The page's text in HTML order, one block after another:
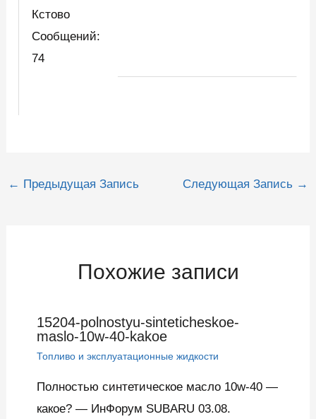
Кстово
Сообщений:
74
Навигация
← Предыдущая Запись Следующая Запись →
Похожие записи
15204-polnostyu-sinteticheskoe-
maslo-10w-40-kakoe
Топливо и эксплуатационные жидкости
Полностью синтетическое масло 10w-40 —
какое? — ИнФорум SUBARU 03.08.